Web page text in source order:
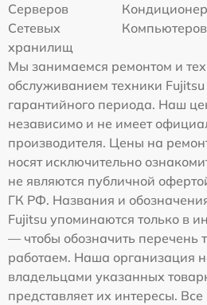
Серверов
Сетевых
хранилищ
Компьютеров
Мы занимаемся ремонтом и
обслуживанием техники Fujitsu
гарантийного периода. Наш
независимо и не имеет
производителя. Цены на
носят исключительно
не являются публичной
ГК РФ. Названия и
Fujitsu упоминаются только в
— чтобы обозначить перечень
работаем. Наша организация
владельцами указанных
представляет их интересы.